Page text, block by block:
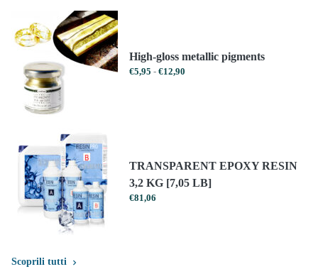
High-gloss metallic pigments
€5,95 - €12,90
TRANSPARENT EPOXY RESIN
3,2 KG [7,05 LB]
€81,06
Scoprili tutti